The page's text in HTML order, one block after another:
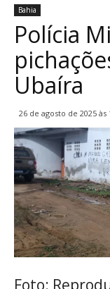
Bahia
Polícia
Ubaíra
26 de agosto de 2025 às
Foto: